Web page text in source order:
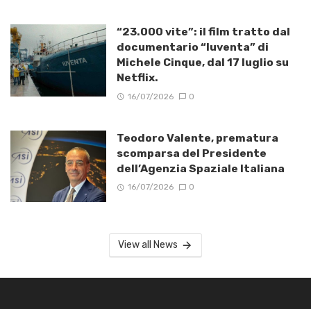
“23.000 vite”: il film tratto dal
documentario “Iuventa” di
Michele Cinque, dal 17 luglio su
Netflix.
16/07/2026 0
Teodoro Valente, prematura
scomparsa del Presidente
dell’Agenzia Spaziale Italiana
16/07/2026 0
View all News